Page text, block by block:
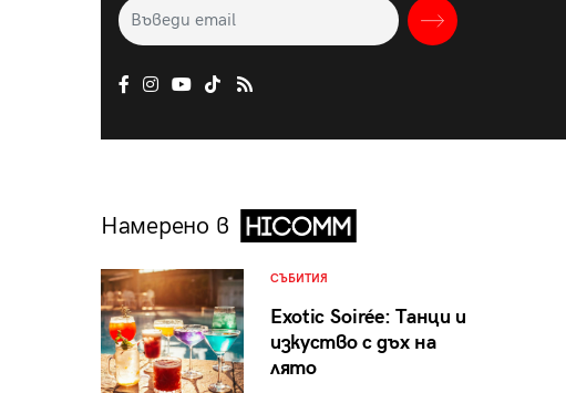
Намерено в
СЪБИТИЯ
Exotic Soirée: Танци и
изкуство с дъх на
лято